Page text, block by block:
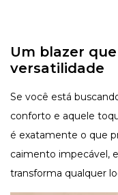
Um blazer
versatilidade
Se você está
conforto e aquele
é exatamente o que
caimento impecável,
transforma qualquer